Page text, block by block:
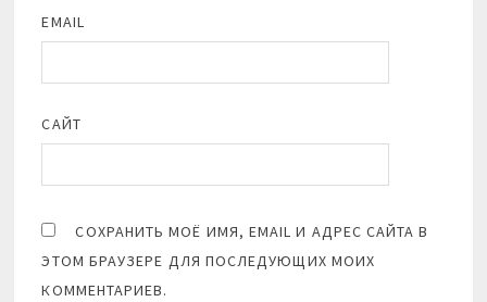
EMAIL
САЙТ
СОХРАНИТЬ МОЁ ИМЯ, EMAIL И АДРЕС САЙТА В
ЭТОМ БРАУЗЕРЕ ДЛЯ ПОСЛЕДУЮЩИХ МОИХ
КОММЕНТАРИЕВ.